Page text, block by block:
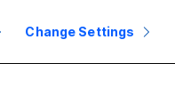
Change Settings